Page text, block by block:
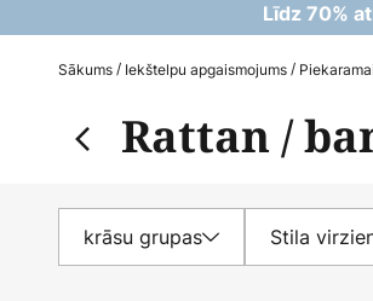
Līdz 70%
Sākums Iekštelpu apgaismojums
Rattan /
krāsu grupas Stila